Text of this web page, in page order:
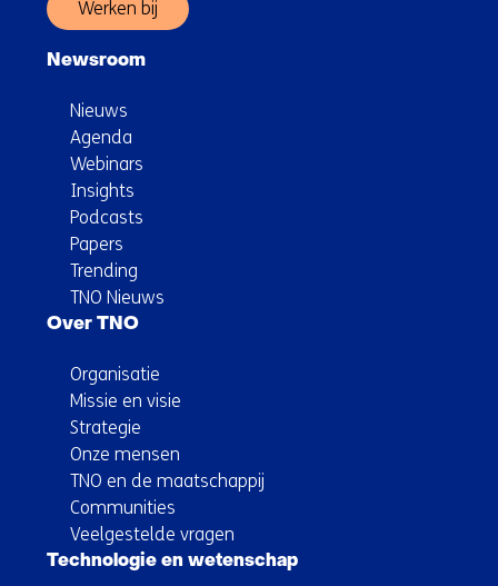
Werken bij
Newsroom
Nieuws
Agenda
Webinars
Insights
Podcasts
Papers
Trending
TNO Nieuws
Over TNO
Organisatie
Missie en visie
Strategie
Onze mensen
TNO en de maatschappij
Communities
Veelgestelde vragen
Technologie en wetenschap